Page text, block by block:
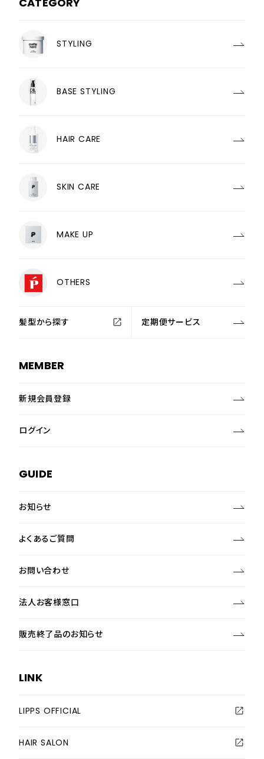
STYLING
BASE STYLING
HAIR CARE
SKIN CARE
MAKE UP
OTHERS
髪型から探す 定期便サービス
MEMBER
新規会員登録
ログイン
GUIDE
お知らせ
よくあるご質問
お問い合わせ
法人お客様窓口
販売終了品のお知らせ
LINK
LIPPS OFFICIAL
HAIR SALON